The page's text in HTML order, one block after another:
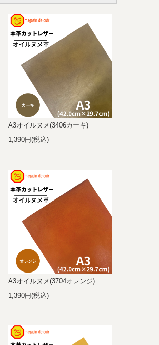
A3オイルヌメ(3406カーキ)
1,390円(税込)
A3オイルヌメ(3704オレンジ)
1,390円(税込)